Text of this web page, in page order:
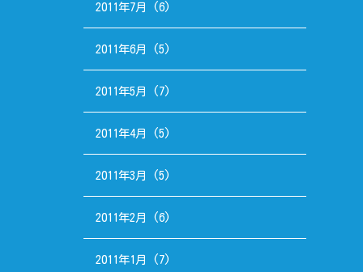
2011年7月 (6)
2011年6月 (5)
2011年5月 (7)
2011年4月 (5)
2011年3月 (5)
2011年2月 (6)
2011年1月 (7)